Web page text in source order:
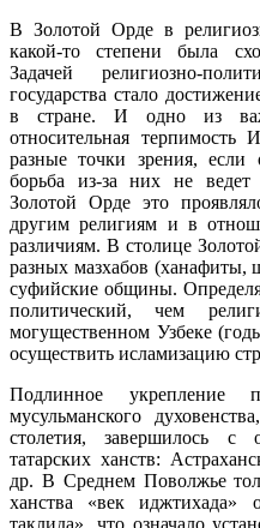
В Золотой Орде в
какой-то степени была
Задачей религиозно-
государства стало
в стране. И одно из
относительная терпимость
разные точки зрения,
борьба из-за них не
Золотой Орде это
другим религиям и в
различиям. В столице
разных мазхабов
суфийские общины.
политический, чем
могущественном Узбеке
осуществить исламизацию
Подлинное
мусульманского
столетия, завершилось с
татарских ханств:
др. В Среднем Поволжье
ханства «век иджтихада»
таклида», что означало